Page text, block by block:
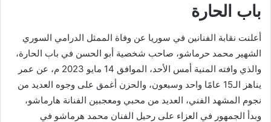
باب الحارة
أعلنت نقابة الفنانين في سوريا عن وفاة الممثل الدرامي السوري
الشهير محمد حرماشو، صاحب شخصية أبو الحسن في باب الحارة،
والذي وافته المنية أمس الأحد، الموافق 14 مايو 2023 م، عن عمر
يناهز الـ15 عامًا واحد وسبعون، والحزن أغمق على وجوه العديد من
نجوم المشهد الفني، العديد من محبي ومعجبين الفنانة هارماشو،
وبدأ الجمهور في العزاء على رحيل الفنان محمد هرماشو في